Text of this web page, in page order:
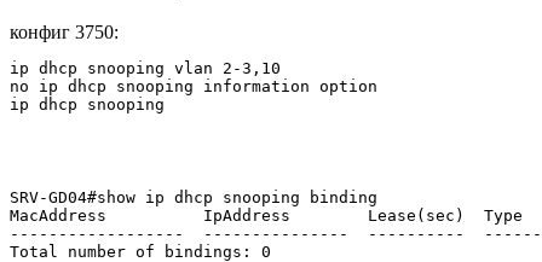
конфиг 3750:
ip dhcp snooping vlan 2-3,10
no ip dhcp snooping information option
ip dhcp snooping
SRV-GD04#show ip dhcp snooping binding
MacAddress          IpAddress        Lease(sec)
------------------  ---------------  ----------
Total number of bindings: 0